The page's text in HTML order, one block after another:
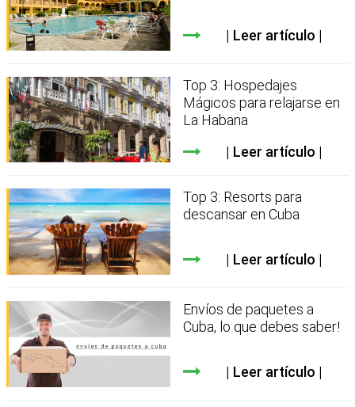
Leer artículo
Top 3: Hospedajes
Mágicos para relajarse en
La Habana
Leer artículo
Top 3: Resorts para
descansar en Cuba
Leer artículo
Envíos de paquetes a
Cuba, lo que debes saber!
Leer artículo